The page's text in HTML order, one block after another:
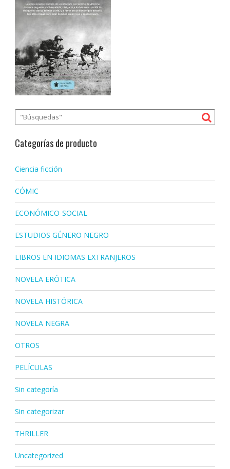
Categorías de producto
Ciencia ficción
CÓMIC
ECONÓMICO-SOCIAL
ESTUDIOS GÉNERO NEGRO
LIBROS EN IDIOMAS EXTRANJEROS
NOVELA ERÓTICA
NOVELA HISTÓRICA
NOVELA NEGRA
OTROS
PELÍCULAS
Sin categoría
Sin categorizar
THRILLER
Uncategorized